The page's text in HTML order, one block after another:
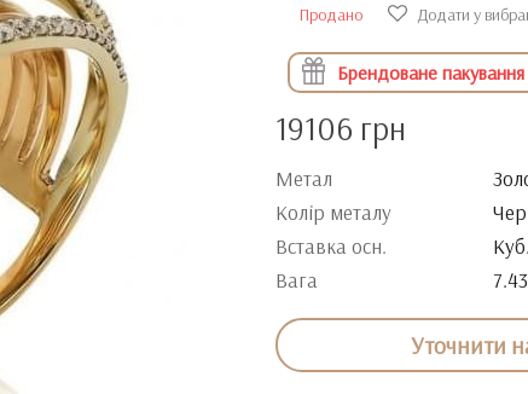
Продано
Додати у
Брендоване пакування
19106 грн
Метал
Колір металу
Вставка осн.
Вага
Уточнити